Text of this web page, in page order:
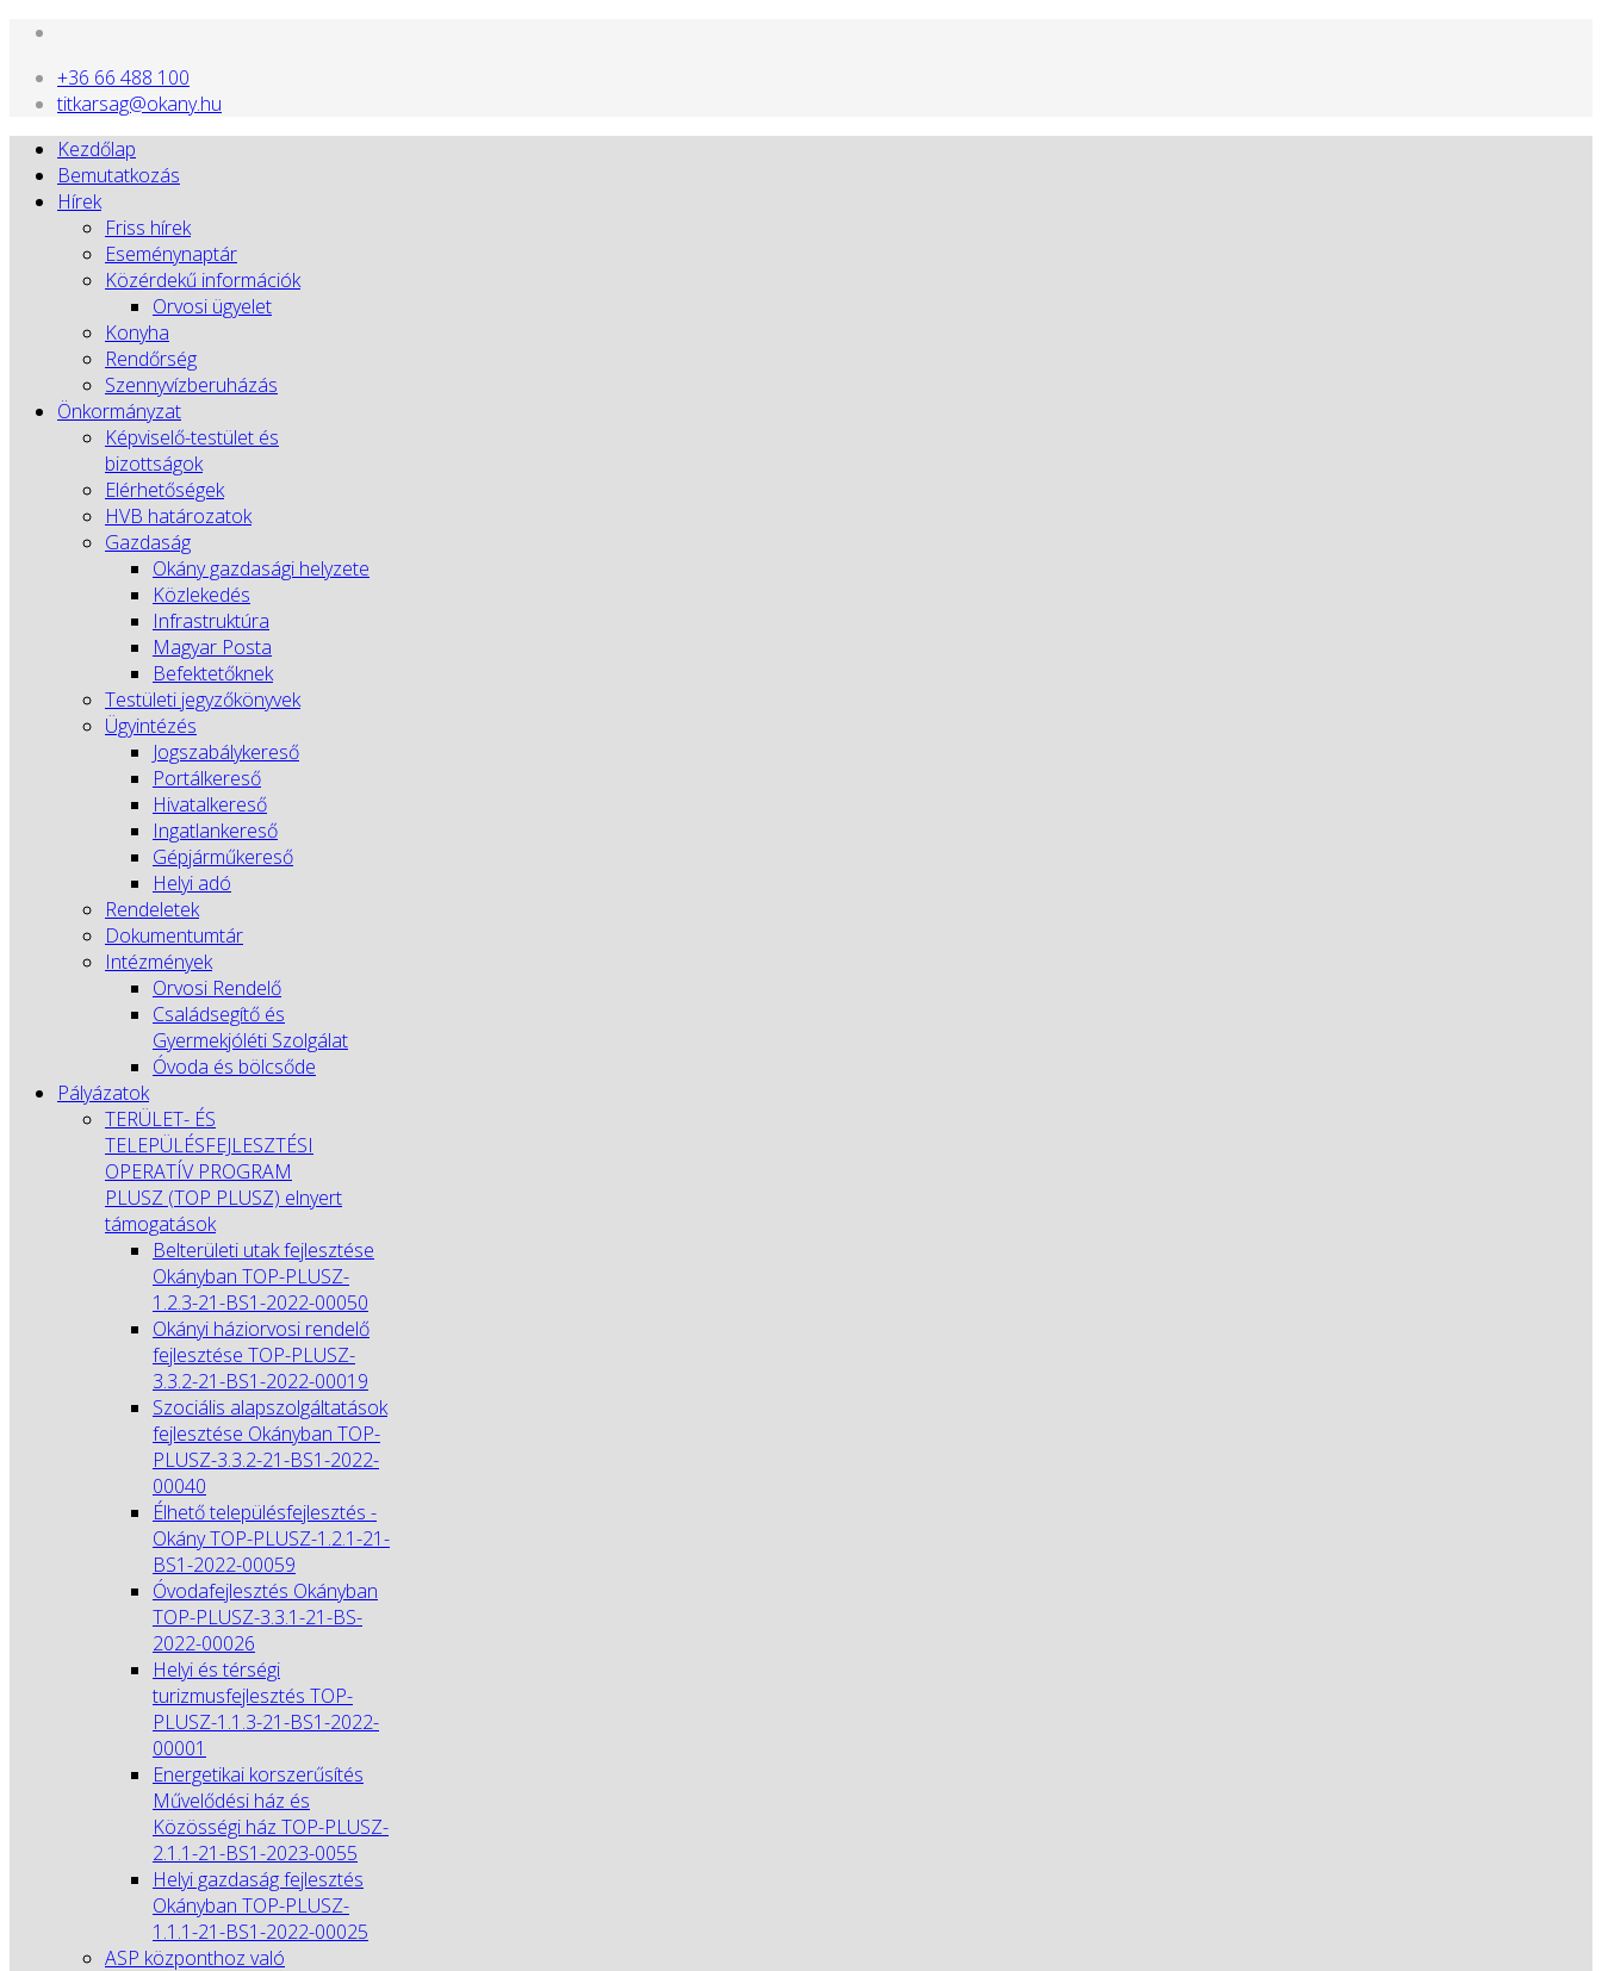
+36 66 488 100
titkarsag@okany.hu
Kezdőlap
Bemutatkozás
Hírek
Friss hírek
Eseménynaptár
Közérdekű információk
Orvosi ügyelet
Konyha
Rendőrség
Szennyvízberuházás
Önkormányzat
Képviselő-testület és
bizottságok
Elérhetőségek
HVB határozatok
Gazdaság
Okány gazdasági helyzete
Közlekedés
Infrastruktúra
Magyar Posta
Befektetőknek
Testületi jegyzőkönyvek
Ügyintézés
Jogszabálykereső
Portálkereső
Hivatalkereső
Ingatlankereső
Gépjárműkereső
Helyi adó
Rendeletek
Dokumentumtár
Intézmények
Orvosi Rendelő
Családsegítő és
Gyermekjóléti Szolgálat
Óvoda és bölcsőde
Pályázatok
TERÜLET- ÉS
TELEPÜLÉSFEJLESZTÉSI
OPERATÍV PROGRAM
PLUSZ (TOP PLUSZ) elnyert
támogatások
Belterületi utak fejlesztése
Okányban TOP-PLUSZ-
1.2.3-21-BS1-2022-00050
Okányi háziorvosi rendelő
fejlesztése TOP-PLUSZ-
3.3.2-21-BS1-2022-00019
Szociális alapszolgáltatások
fejlesztése Okányban TOP-
PLUSZ-3.3.2-21-BS1-2022-
00040
Élhető településfejlesztés -
Okány TOP-PLUSZ-1.2.1-21-
BS1-2022-00059
Óvodafejlesztés Okányban
TOP-PLUSZ-3.3.1-21-BS-
2022-00026
Helyi és térségi
turizmusfejlesztés TOP-
PLUSZ-1.1.3-21-BS1-2022-
00001
Energetikai korszerűsítés
Művelődési ház és
Közösségi ház TOP-PLUSZ-
2.1.1-21-BS1-2023-0055
Helyi gazdaság fejlesztés
Okányban TOP-PLUSZ-
1.1.1-21-BS1-2022-00025
ASP központhoz való